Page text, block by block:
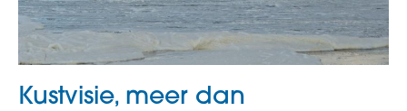
Kustvisie, meer dan